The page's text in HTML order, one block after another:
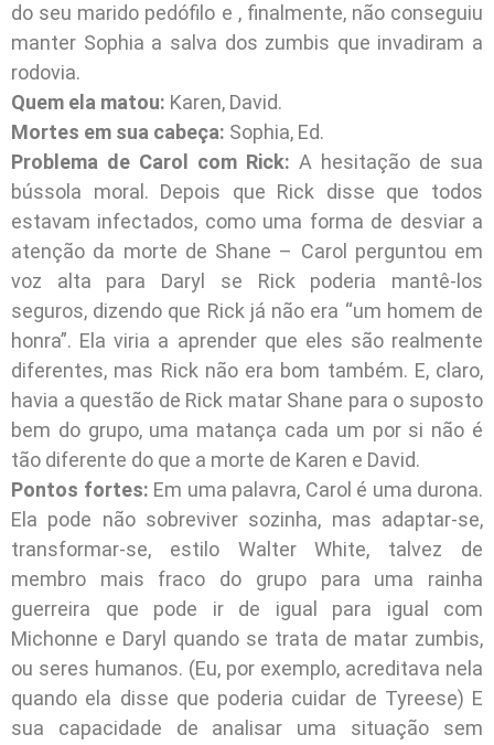
do seu marido pedófilo e , finalmente, não conseguiu
manter Sophia a salva dos zumbis que invadiram a
rodovia.
Quem ela matou: Karen, David.
Mortes em sua cabeça: Sophia, Ed.
Problema de Carol com Rick: A hesitação de sua
bússola moral. Depois que Rick disse que todos
estavam infectados, como uma forma de desviar a
atenção da morte de Shane – Carol perguntou em
voz alta para Daryl se Rick poderia mantê-los
seguros, dizendo que Rick já não era “um homem de
honra”. Ela viria a aprender que eles são realmente
diferentes, mas Rick não era bom também. E, claro,
havia a questão de Rick matar Shane para o suposto
bem do grupo, uma matança cada um por si não é
tão diferente do que a morte de Karen e David.
Pontos fortes: Em uma palavra, Carol é uma durona.
Ela pode não sobreviver sozinha, mas adaptar-se,
transformar-se, estilo Walter White, talvez de
membro mais fraco do grupo para uma rainha
guerreira que pode ir de igual para igual com
Michonne e Daryl quando se trata de matar zumbis,
ou seres humanos. (Eu, por exemplo, acreditava nela
quando ela disse que poderia cuidar de Tyreese) E
sua capacidade de analisar uma situação sem